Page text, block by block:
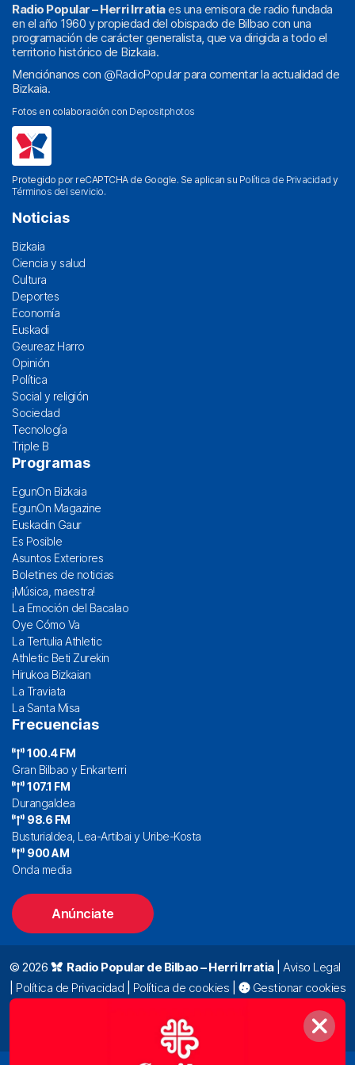
Radio Popular – Herri Irratiaes una emisora de radio fundada
en el año 1960 y propiedad del obispado de Bilbao con una
programación de carácter generalista, que va dirigida a todo el
territorio histórico de Bizkaia.
Menciónanos con @RadioPopularpara comentar la actualidad de
Bizkaia.
Fotos en colaboración con Depositphotos
Protegido por reCAPTCHA de Google. Se aplican su Política de Privacidad y
Términos del servicio.
Noticias
Bizkaia
Ciencia y salud
Cultura
Deportes
Economía
Euskadi
Geureaz Harro
Opinión
Política
Social y religión
Sociedad
Tecnología
Triple B
Programas
EgunOn Bizkaia
EgunOn Magazine
Euskadin Gaur
Es Posible
Asuntos Exteriores
Boletines de noticias
¡Música, maestra!
La Emoción del Bacalao
Oye Cómo Va
La Tertulia Athletic
Athletic Beti Zurekin
Hirukoa Bizkaian
La Traviata
La Santa Misa
Frecuencias
100.4 FM
Gran Bilbao y Enkarterri
107.1 FM
Durangaldea
98.6 FM
Busturialdea, Lea-Artibai y Uribe-Kosta
900 AM
Onda media
Anúnciate
© 2026 Radio Popular de Bilbao – Herri Irratia| Aviso Legal
Política de Privacidad Política de cookies
Gestionar cookies
Alda. Mazarredo, 47 – 7º 48009 Bilbao |
|